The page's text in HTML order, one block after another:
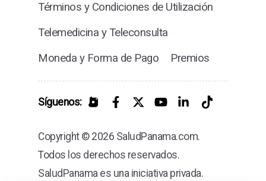
Términos y Condiciones de Utilización
Telemedicina y Teleconsulta
Moneda y Forma de Pago
Premios
Síguenos:
Copyright © 2026 SaludPanama.com.
Todos los derechos reservados.
SaludPanama es una iniciativa privada.